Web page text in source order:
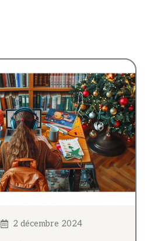
2 décembre 2024